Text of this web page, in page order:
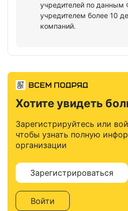
учредителей по данным
учредителем более 10
компаний.
Хотите увидеть
Зарегистрируйтесь или
чтобы узнать полную
организации
Зарегистрироваться
Войти